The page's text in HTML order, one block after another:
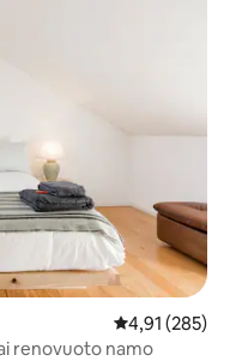
Vidutinis
4,91 (285)
renovuoto namo